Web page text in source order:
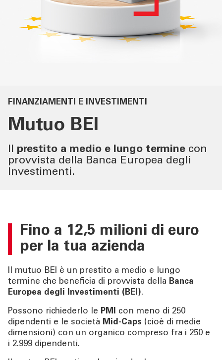
SERVIZI IMPRESE
CONTATTI
FINANZIAMENTI E INVESTIMENTI
Mutuo BEI
Il prestito a medio e lungo termine con
provvista della Banca Europea degli
Investimenti.
Fino a 12,5 milioni di euro
per la tua azienda
Il mutuo BEI è un prestito a medio e lungo
termine che beneficia di provvista della Banca
Europea degli Investimenti (BEI).
Possono richiederlo le PMI con meno di 250
dipendenti e le società Mid-Caps (cioè di medie
dimensioni) con un organico compreso fra i 250 e
i 2.999 dipendenti.